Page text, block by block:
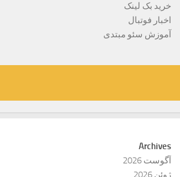
خرید بک لینک
اخبار فوتبال
آموزش سئو مبتدی
Archives
آگوست 2026
ژوئن 2026